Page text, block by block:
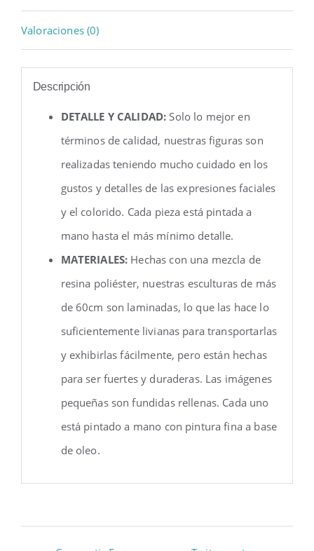
Valoraciones (0)
Descripción
DETALLE Y CALIDAD: Solo lo mejor en
términos de calidad, nuestras figuras son
realizadas teniendo mucho cuidado en los
gustos y detalles de las expresiones faciales
y el colorido. Cada pieza está pintada a
mano hasta el más mínimo detalle.
MATERIALES: Hechas con una mezcla de
resina poliéster, nuestras esculturas de más
de 60cm son laminadas, lo que las hace lo
suficientemente livianas para transportarlas
y exhibirlas fácilmente, pero están hechas
para ser fuertes y duraderas. Las imágenes
pequeñas son fundidas rellenas. Cada uno
está pintado a mano con pintura fina a base
de oleo.